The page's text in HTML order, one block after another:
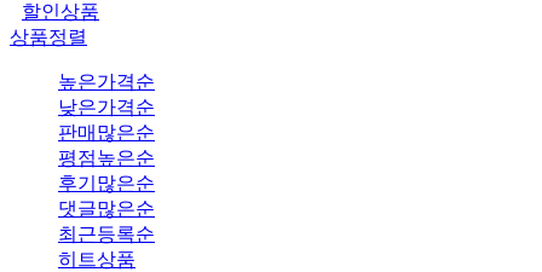
할인상품
상품정렬
높은가격순
낮은가격순
판매많은순
평점높은순
후기많은순
댓글많은순
최근등록순
히트상품